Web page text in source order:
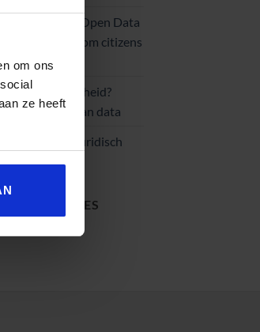
om ons
ze heeft
Cities with Open Data
involvement from citizens
als overheid?
slim gebruik van data
data – een juridisch
REACTIES